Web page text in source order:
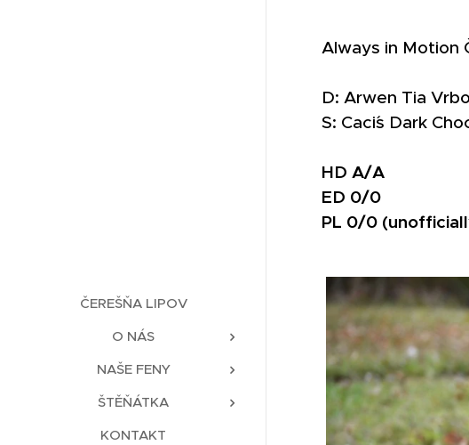
ČEREŠŇA LIPOV
O NÁS
NAŠE FENY
ŠTĚŇÁTKA
KONTAKT
Always in Motion
D: Arwen Tia
S: Caci´s Dark
HD A/A
ED 0/0
PL 0/0